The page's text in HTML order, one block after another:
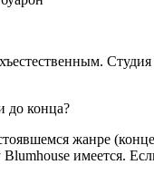
до конца?
жанре
имеется.